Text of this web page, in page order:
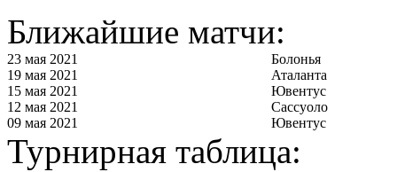
Ближайшие матчи:
23 мая 2021
Болонья
19 мая 2021
Аталанта
15 мая 2021
Ювентус
12 мая 2021
Сассуоло
09 мая 2021
Ювентус
Турнирная таблица: